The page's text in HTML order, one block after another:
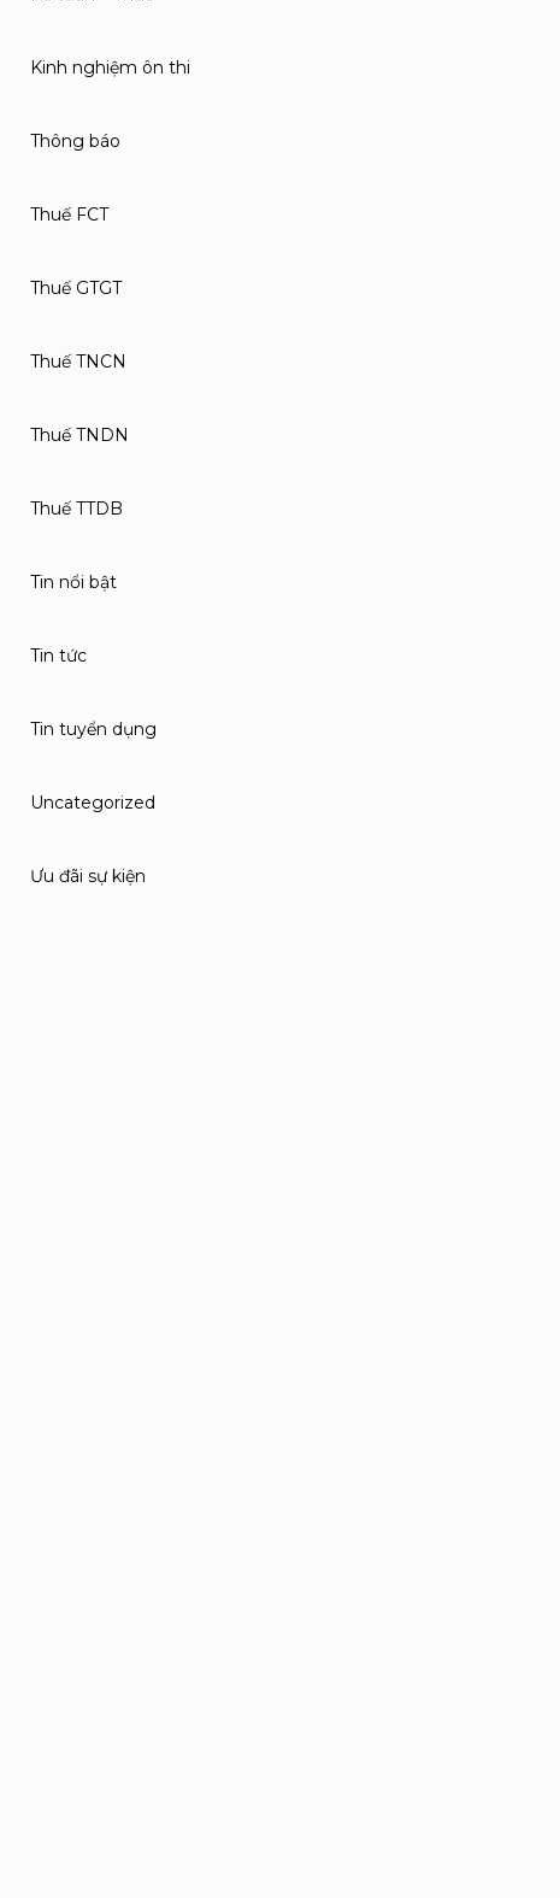
Kinh nghiệm ôn thi
Thông báo
Thuế FCT
Thuế GTGT
Thuế TNCN
Thuế TNDN
Thuế TTDB
Tin nổi bật
Tin tức
Tin tuyển dụng
Uncategorized
Ưu đãi sự kiện